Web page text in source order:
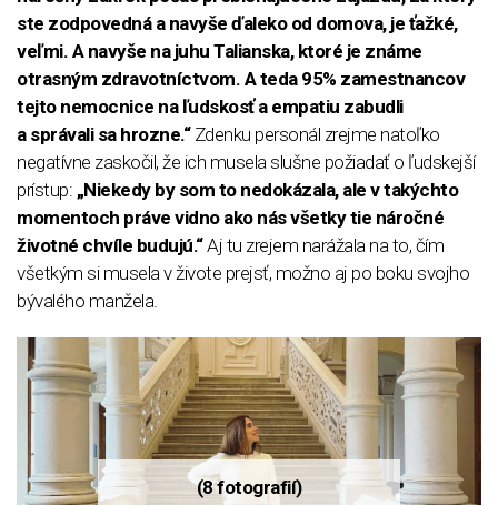
ste zodpovedná a navyše ďaleko od domova, je ťažké,
veľmi. A navyše na juhu Talianska, ktoré je známe
otrasným zdravotníctvom. A teda 95% zamestnancov
tejto nemocnice na ľudskosť a empatiu zabudli
a správali sa hrozne.“ Zdenku personál zrejme natoľko
negatívne zaskočil, že ich musela slušne požiadať o ľudskejší
prístup: „Niekedy by som to nedokázala, ale v takýchto
momentoch práve vidno ako nás všetky tie náročné
životné chvíle budujú.“Aj tu zrejem narážala na to, čím
všetkým si musela v živote prejsť, možno aj po boku svojho
bývalého manžela.